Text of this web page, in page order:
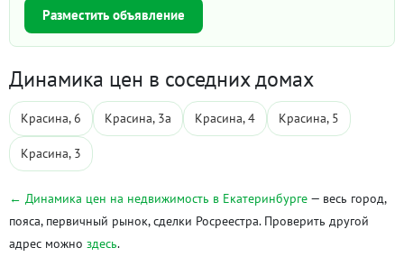
Разместить объявление
Динамика цен в соседних домах
Красина, 6 Красина, 3а Красина, 4 Красина, 5
Красина, 3
← Динамика цен на недвижимость в Екатеринбурге — весь город,
пояса, первичный рынок, сделки Росреестра. Проверить другой
адрес можно здесь.